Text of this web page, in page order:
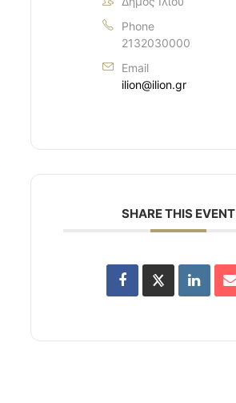
Phone
2132030000
Email
ilion@ilion.gr
SHARE THIS EVENT